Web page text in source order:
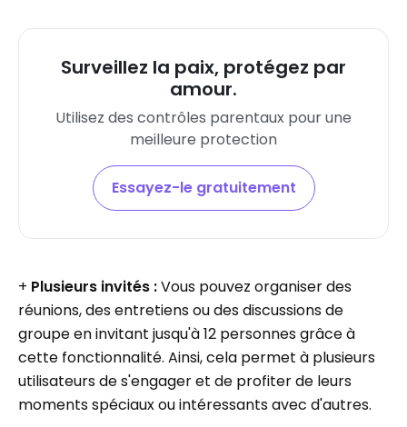
Surveillez la paix, protégez par
amour.
Utilisez des contrôles parentaux pour une
meilleure protection
Essayez-le gratuitement
+ Plusieurs invités :Vous pouvez organiser des
réunions, des entretiens ou des discussions de
groupe en invitant jusqu'à 12 personnes grâce à
cette fonctionnalité. Ainsi, cela permet à plusieurs
utilisateurs de s'engager et de profiter de leurs
moments spéciaux ou intéressants avec d'autres.